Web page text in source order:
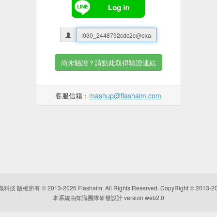
尚未驗證？請點此取得驗證連結
客服信箱： mashup@flashaim.com
科技 版權所有 © 2013-2026 Flashaim. All Rights Reserved. CopyRight © 2013-
本系統由知識團隊研發設計 version web2.0